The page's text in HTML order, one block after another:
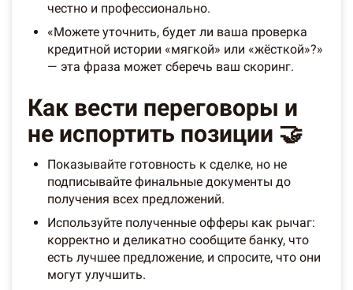
честно и профессионально.
«Можете уточнить, будет ли ваша проверка
кредитной истории «мягкой» или «жёсткой»?»
— эта фраза может сберечь ваш скоринг.
Как вести переговоры и
не испортить позиции 🤝
Показывайте готовность к сделке, но не
подписывайте финальные документы до
получения всех предложений.
Используйте полученные офферы как рычаг:
корректно и деликатно сообщите банку, что
есть лучшее предложение, и спросите, что они
могут улучшить.